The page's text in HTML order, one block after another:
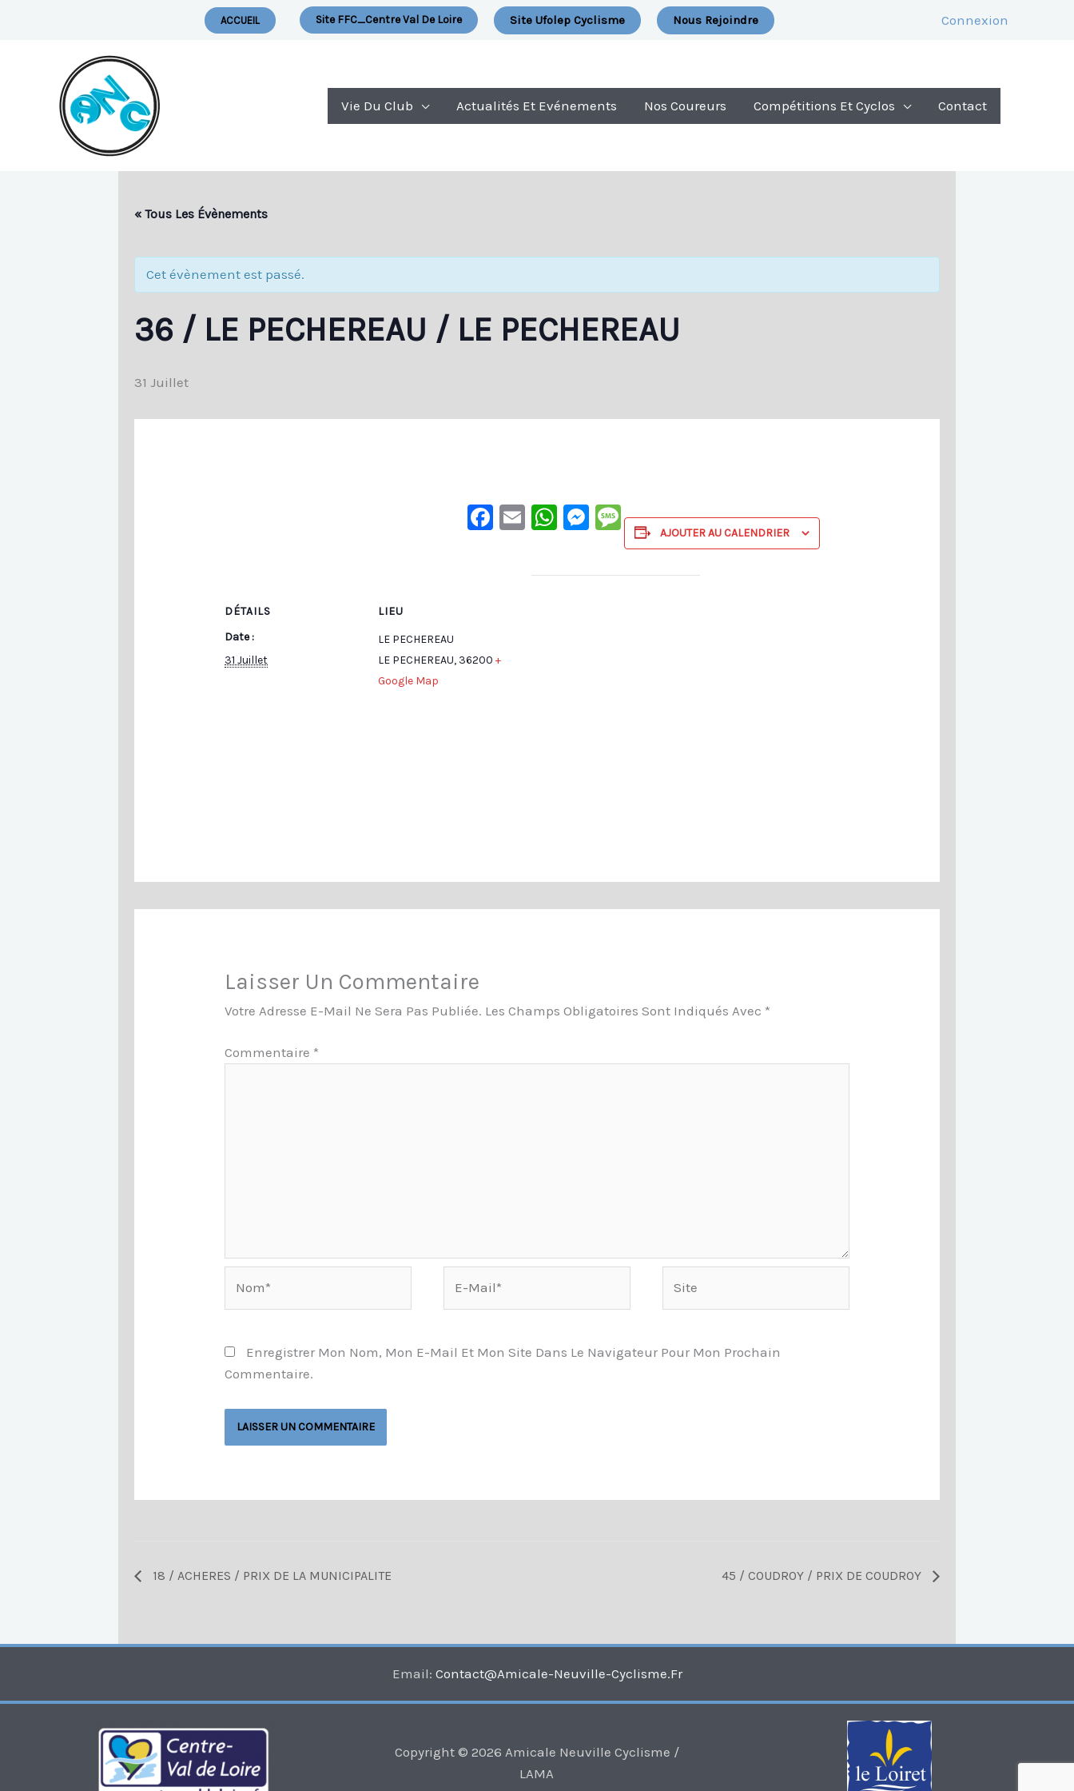
ACCUEIL Site FFC_Centre Val De Loire Site Ufolep Cyclisme Nous Rejoindre Connexion
Vie Du Club Actualités Et Evénements Nos Coureurs Compétitions Et Cyclos Contact
« Tous Les Évènements
Cet évènement est passé.
36 / LE PECHEREAU / LE PECHEREAU
31 Juillet
Facebook
EmailWhatsApp
Messenger
Message
AJOUTER AU CALENDRIER
DÉTAILS
Date :
31 Juillet
LIEU
LE PECHEREAU
LE PECHEREAU, 36200 +
Google Map
Laisser Un Commentaire
Votre Adresse E-Mail Ne Sera Pas Publiée. Les Champs Obligatoires Sont Indiqués Avec *
Commentaire *
Mail*
Enregistrer Mon Nom, Mon E-Mail Et Mon Site Dans Le Navigateur Pour Mon Prochain
Commentaire.
18 / ACHERES / PRIX DE LA MUNICIPALITE 45 / COUDROY / PRIX DE COUDROY
Email: Contact@amicale-Neuville-Cyclisme.fr
Copyright © 2026 Amicale Neuville Cyclisme /
LAMA